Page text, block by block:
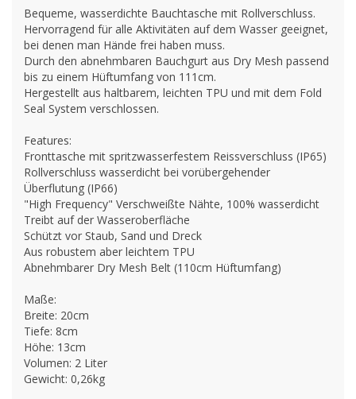
Bequeme, wasserdichte Bauchtasche mit Rollverschluss.
Hervorragend für alle Aktivitäten auf dem Wasser geeignet,
bei denen man Hände frei haben muss.
Durch den abnehmbaren Bauchgurt aus Dry Mesh passend
bis zu einem Hüftumfang von 111cm.
Hergestellt aus haltbarem, leichten TPU und mit dem Fold
Seal System verschlossen.
Features:
Fronttasche mit spritzwasserfestem Reissverschluss (IP65)
Rollverschluss wasserdicht bei vorübergehender
Überflutung (IP66)
"High Frequency" Verschweißte Nähte, 100% wasserdicht
Treibt auf der Wasseroberfläche
Schützt vor Staub, Sand und Dreck
Aus robustem aber leichtem TPU
Abnehmbarer Dry Mesh Belt (110cm Hüftumfang)
Maße:
Breite: 20cm
Tiefe: 8cm
Höhe: 13cm
Volumen: 2 Liter
Gewicht: 0,26kg